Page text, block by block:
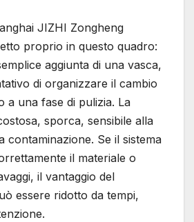
JIZHI Zongheng
proprio in questo quadro:
aggiunta di una vasca,
di organizzare il cambio
a una fase di pulizia. La
sporca, sensibile alla
contaminazione. Se il sistema
il materiale o
il vantaggio del
essere ridotto da tempi,